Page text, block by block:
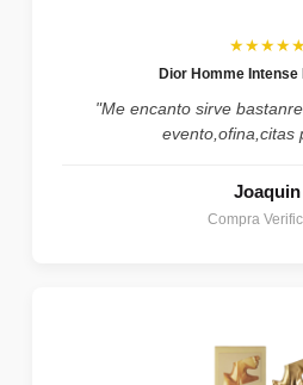
Dior Homme Intense
"Me encanto sirve
evento,ofina,citas
Joaquin
Compra